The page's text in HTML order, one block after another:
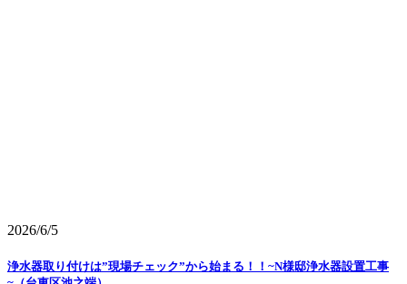
2026/6/5
浄水器取り付けは”現場チェック”から始まる！！~N様邸浄水器設置工事